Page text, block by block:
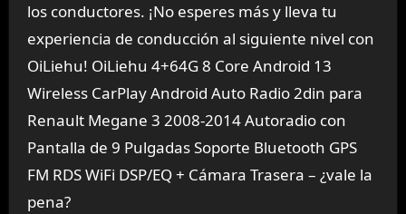
los conductores. ¡No esperes más y lleva tu
experiencia de conducción al siguiente nivel con
OiLiehu! OiLiehu 4+64G 8 Core Android 13
Wireless CarPlay Android Auto Radio 2din para
Renault Megane 3 2008-2014 Autoradio con
Pantalla de 9 Pulgadas Soporte Bluetooth GPS
FM RDS WiFi DSP/EQ + Cámara Trasera – ¿vale la
pena?